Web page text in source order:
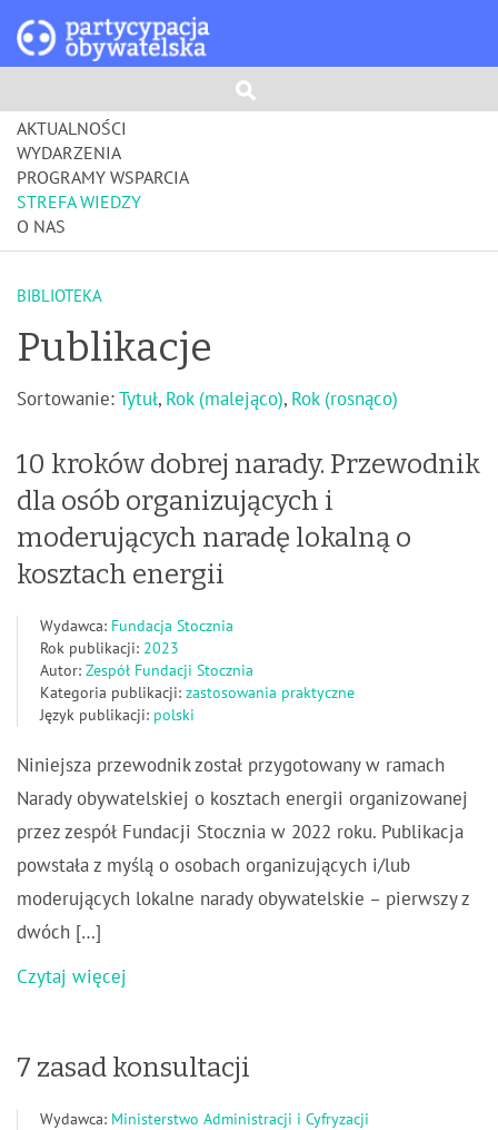
AKTUALNOŚCI
WYDARZENIA
PROGRAMY WSPARCIA
STREFA WIEDZY
O NAS
BIBLIOTEKA
Publikacje
Sortowanie: Tytuł, Rok (malejąco), Rok (rosnąco)
10 kroków dobrej narady. Przewodnik
dla osób organizujących i
moderujących naradę lokalną o
kosztach energii
Wydawca: Fundacja Stocznia
Rok publikacji: 2023
Autor: Zespół Fundacji Stocznia
Kategoria publikacji: zastosowania praktyczne
Język publikacji: polski
Niniejsza przewodnik został przygotowany w ramach
Narady obywatelskiej o kosztach energii organizowanej
przez zespół Fundacji Stocznia w 2022 roku. Publikacja
powstała z myślą o osobach organizujących i/lub
moderujących lokalne narady obywatelskie – pierwszy z
dwóch […]
Czytaj więcej
7 zasad konsultacji
Wydawca: Ministerstwo Administracji i Cyfryzacji